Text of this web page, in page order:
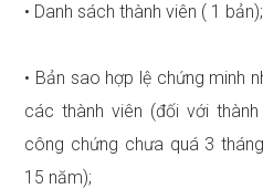
• Danh sách thành viên ( 1 bản);
• Bản sao hợp lệ chứng minh
các thành viên (đối với
công chứng chưa quá 3
15 năm);